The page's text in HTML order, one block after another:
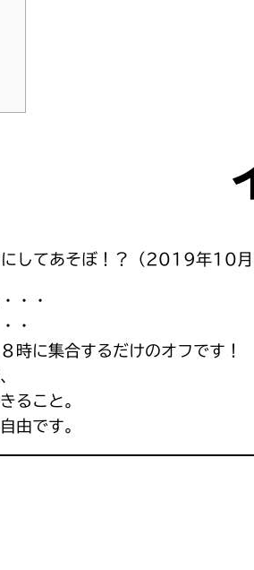
にしてあそぼ！？（2019年10
・・
・
時に集合するだけのオフです！
ること。
由です。